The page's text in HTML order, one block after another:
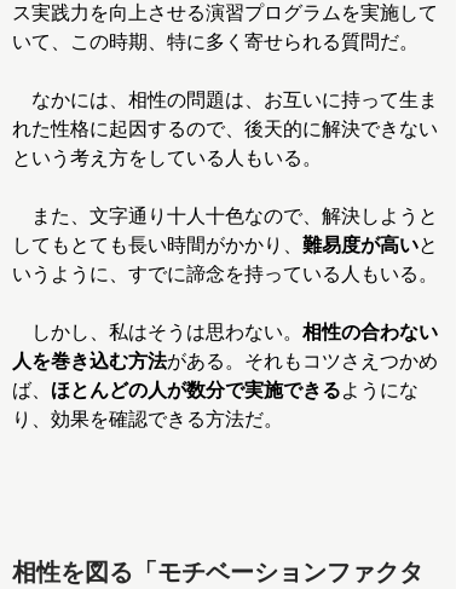
ス実践力を向上させる演習プログラムを実施して
いて、この時期、特に多く寄せられる質問だ。
なかには、相性の問題は、お互いに持って生ま
れた性格に起因するので、後天的に解決できない
という考え方をしている人もいる。
また、文字通り十人十色なので、解決しようと
してもとても長い時間がかかり、 難易度が高いと
いうように、すでに諦念を持っている人もいる。
しかし、私はそうは思わない。 相性の合わない
人を巻き込む方法がある。それもコツさえつかめ
ば、 ほとんどの人が数分で実施できるようにな
り、効果を確認できる方法だ。
相性を図る「モチベーションファクタ